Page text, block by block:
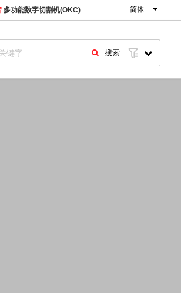
多功能数字切割机(OKC) 简体
搜索